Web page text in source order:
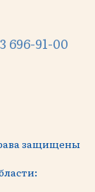
696-91-00
защищены